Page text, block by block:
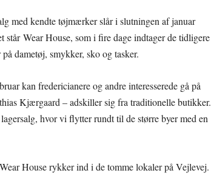
med kendte tøjmærker slår i slutningen af januar
står Wear House, som i fire dage indtager de tidligere
dametøj, smykker, sko og tasker.
kan fredericianere og andre interesserede gå på
Kjærgaard – adskiller sig fra traditionelle butikker.
hvor vi flytter rundt til de større byer med en
House rykker ind i de tomme lokaler på Vejlevej.